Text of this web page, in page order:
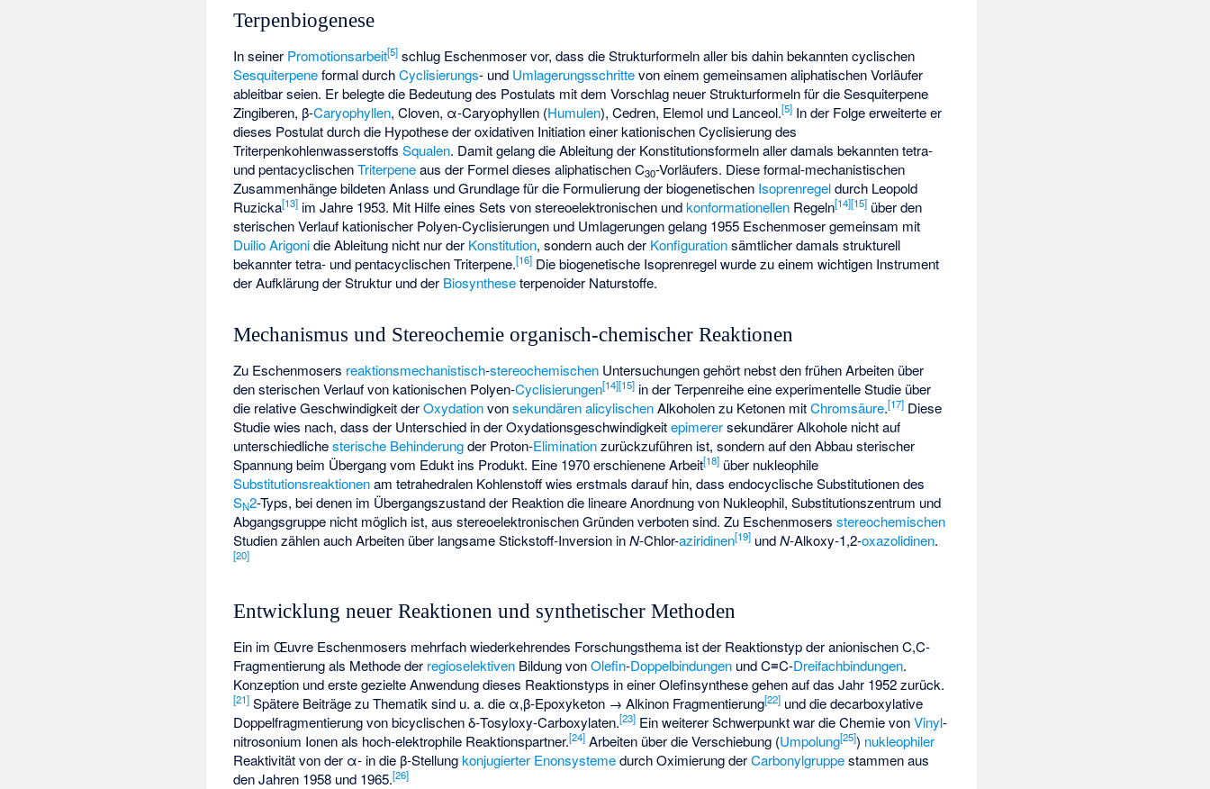
Terpenbiogenese
In seiner Promotionsarbeit[5] schlug Eschenmoser vor, dass die Strukturformeln aller bis dahin bekannten cyclischen
Sesquiterpeneformal durchCyclisierungs- und Umlagerungsschrittevon einem gemeinsamen aliphatischen Vorläufer
ableitbar seien. Er belegte die Bedeutung des Postulats mit dem Vorschlag neuer Strukturformeln für die Sesquiterpene
Zingiberen, β-Caryophyllen, Cloven, α-Caryophyllen (Humulen), Cedren, Elemol und Lanceol.[5] In der Folge erweiterte er
dieses Postulat durch die Hypothese der oxidativen Initiation einer kationischen Cyclisierung des
TriterpenkohlenwasserstoffsSqualen. Damit gelang die Ableitung der Konstitutionsformeln aller damals bekannten tetra-
und pentacyclischenTriterpeneaus der Formel dieses aliphatischen C30-Vorläufers. Diese formal-mechanistischen
Zusammenhänge bildeten Anlass und Grundlage für die Formulierung der biogenetischen Isoprenregeldurch Leopold
Ruzicka[13] im Jahre 1953. Mit Hilfe eines Sets von stereoelektronischen undkonformationellen Regeln[14][15] über den
sterischen Verlauf kationischer Polyen-Cyclisierungen und Umlagerungen gelang 1955 Eschenmoser gemeinsam mit
Duilio Arigonidie Ableitung nicht nur der Konstitution, sondern auch der Konfigurationsämtlicher damals strukturell
bekannter tetra- und pentacyclischen Triterpene.[16] Die biogenetische Isoprenregel wurde zu einem wichtigen Instrument
der Aufklärung der Struktur und der Biosyntheseterpenoider Naturstoffe.
Mechanismus und Stereochemie organisch-chemischer Reaktionen
Zu Eschenmosers reaktionsmechanistisch-stereochemischen Untersuchungen gehört nebst den frühen Arbeiten über
den sterischen Verlauf von kationischen Polyen-Cyclisierungen[14][15] in der Terpenreihe eine experimentelle Studie über
die relative Geschwindigkeit derOxydationvonsekundären alicylischenAlkoholen zu Ketonen mitChromsäure.[17] Diese
Studie wies nach, dass der Unterschied in der Oxydationsgeschwindigkeitepimerersekundärer Alkohole nicht auf
unterschiedlichesterische Behinderungder Proton-Eliminationzurückzuführen ist, sondern auf den Abbau sterischer
Spannung beim Übergang vom Edukt ins Produkt. Eine 1970 erschienene Arbeit[18] über nukleophile
Substitutionsreaktionenam tetrahedralen Kohlenstoff wies erstmals darauf hin, dass endocyclische Substitutionen des
SN2-Typs, bei denen im Übergangszustand der Reaktion die lineare Anordnung von Nukleophil, Substitutionszentrum und
Abgangsgruppe nicht möglich ist, aus stereoelektronischen Gründen verboten sind. Zu Eschenmosersstereochemischen
Studien zählen auch Arbeiten über langsame Stickstoff-Inversion inN-Chlor-aziridinen[19] undN-Alkoxy-1,2-oxazolidinen.
[20]
Entwicklung neuer Reaktionen und synthetischer Methoden
Ein im Œuvre Eschenmosers mehrfach wiederkehrendes Forschungsthema ist der Reaktionstyp der anionischen C,C-
Fragmentierung als Methode der regioselektiven Bildung vonOlefin-Doppelbindungen und C≡C-Dreifachbindungen.
Konzeption und erste gezielte Anwendung dieses Reaktionstyps in einer Olefinsynthese gehen auf das Jahr 1952 zurück.
[21] Spätere Beiträge zu Thematik sind u. a. die α,β-Epoxyketon → Alkinon Fragmentierung[22] und die decarboxylative
Doppelfragmentierung von bicyclischen δ-Tosyloxy-Carboxylaten.[23] Ein weiterer Schwerpunkt war die Chemie vonVinyl-
nitrosonium Ionen als hoch-elektrophile Reaktionspartner.[24] Arbeiten über die Verschiebung (Umpolung[25]) nukleophiler
Reaktivität von der α- in die β-Stellungkonjugierter Enonsystemedurch Oximierung derCarbonylgruppestammen aus
den Jahren 1958 und 1965.[26]